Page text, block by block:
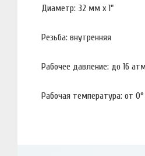
Диаметр: 32 мм х 1"
Резьба: внутренняя
Рабочее давление: до 16
Рабочая температура: от